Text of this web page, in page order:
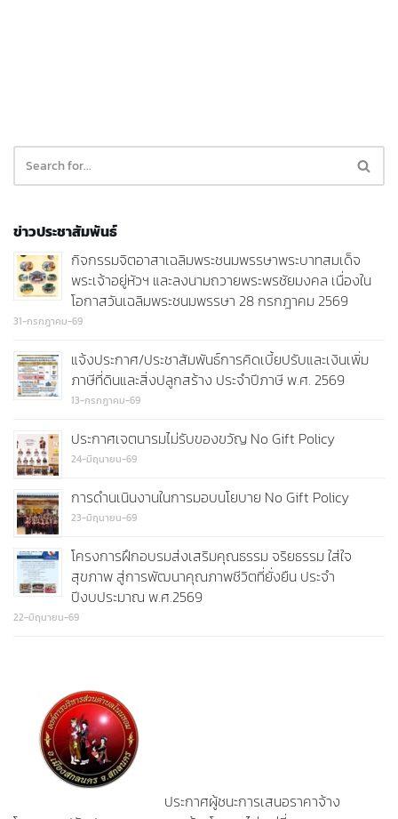
ข่าวประชาสัมพันธ์
กิจกรรมจิตอาสาเฉลิมพระชนมพรรษาพระบาทสมเด็จ
พระเจ้าอยู่หัวฯ และลงนามถวายพระพรชัยมงคล เนื่องใน
โอกาสวันเฉลิมพระชนมพรรษา 28 กรกฎาคม 2569
31-กรกฎาคม-69
แจ้งประกาศ/ประชาสัมพันธ์การคิดเบี้ยปรับและเงินเพิ่ม
ภาษีที่ดินและสิ่งปลูกสร้าง ประจำปีภาษี พ.ศ. 2569
13-กรกฎาคม-69
ประกาศเจตนารมไม่รับของขวัญ No Gift Policy
24-มิถุนายน-69
การดำนเนินงานในการมอบนโยบาย No Gift Policy
23-มิถุนายน-69
โครงการฝึกอบรมส่งเสริมคุณธรรม จริยธรรม ใส่ใจ
สุขภาพ สู่การพัฒนาคุณภาพชีวิตที่ยั่งยืน ประจำ
ปีงบประมาณ พ.ศ.2569
22-มิถุนายน-69
ประกาศผู้ชนะการเสนอราคาจ้าง